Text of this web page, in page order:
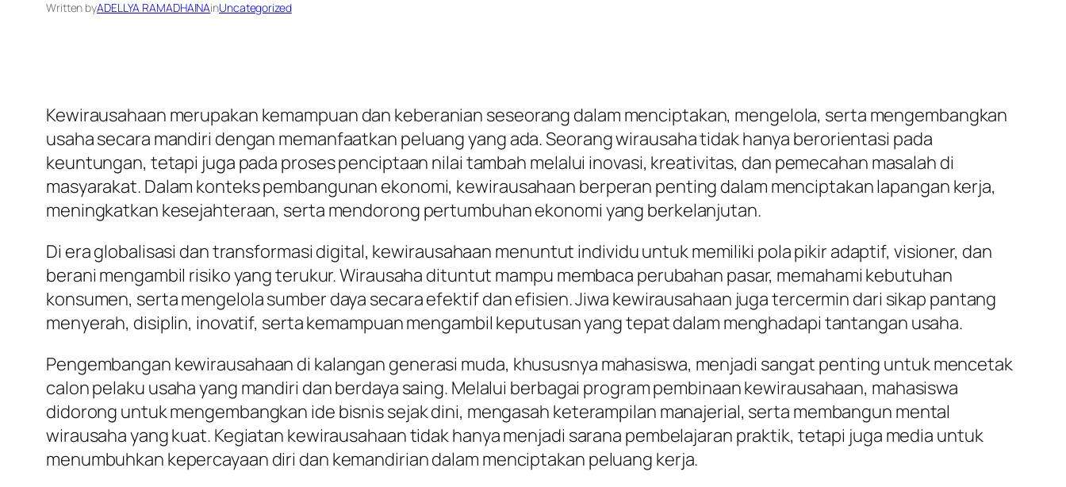
Written byADELLYA RAMADHAINAinUncategorized
Kewirausahaan merupakan kemampuan dan keberanian seseorang dalam menciptakan, mengelola, serta mengembangkan
usaha secara mandiri dengan memanfaatkan peluang yang ada. Seorang wirausaha tidak hanya berorientasi pada
keuntungan, tetapi juga pada proses penciptaan nilai tambah melalui inovasi, kreativitas, dan pemecahan masalah di
masyarakat. Dalam konteks pembangunan ekonomi, kewirausahaan berperan penting dalam menciptakan lapangan kerja,
meningkatkan kesejahteraan, serta mendorong pertumbuhan ekonomi yang berkelanjutan.
Di era globalisasi dan transformasi digital, kewirausahaan menuntut individu untuk memiliki pola pikir adaptif, visioner, dan
berani mengambil risiko yang terukur. Wirausaha dituntut mampu membaca perubahan pasar, memahami kebutuhan
konsumen, serta mengelola sumber daya secara efektif dan efisien. Jiwa kewirausahaan juga tercermin dari sikap pantang
menyerah, disiplin, inovatif, serta kemampuan mengambil keputusan yang tepat dalam menghadapi tantangan usaha.
Pengembangan kewirausahaan di kalangan generasi muda, khususnya mahasiswa, menjadi sangat penting untuk mencetak
calon pelaku usaha yang mandiri dan berdaya saing. Melalui berbagai program pembinaan kewirausahaan, mahasiswa
didorong untuk mengembangkan ide bisnis sejak dini, mengasah keterampilan manajerial, serta membangun mental
wirausaha yang kuat. Kegiatan kewirausahaan tidak hanya menjadi sarana pembelajaran praktik, tetapi juga media untuk
menumbuhkan kepercayaan diri dan kemandirian dalam menciptakan peluang kerja.